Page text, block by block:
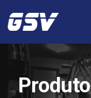
Produto